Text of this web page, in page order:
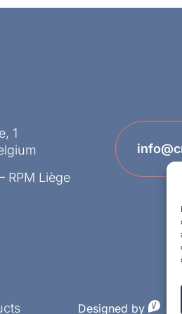
1
RPM Liège
Designed by